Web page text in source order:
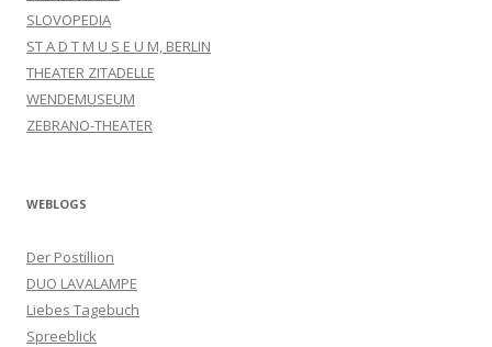
SLOVOPEDIA
ST A D T M U S E U M, BERLIN
THEATER ZITADELLE
WENDEMUSEUM
ZEBRANO-THEATER
WEBLOGS
Der Postillion
DUO LAVALAMPE
Liebes Tagebuch
Spreeblick